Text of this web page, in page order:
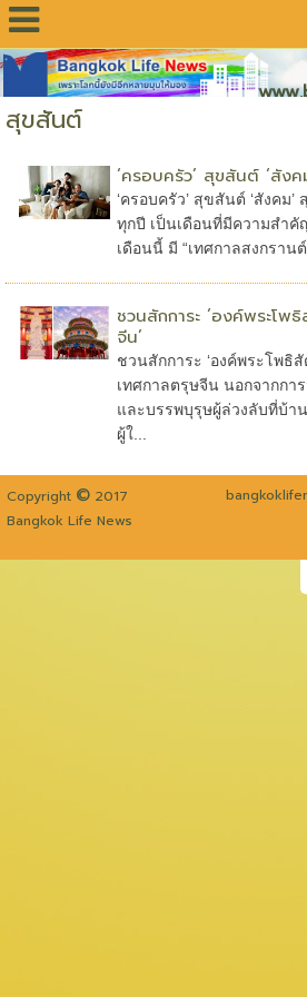
สุขสันต์
‘ครอบครัว’ สุขสันต์ ‘สังค
‘ครอบครัว’ สุขสันต์ ‘สังคม’
ทุกปี เป็นเดือนที่มีความสำ
เดือนนี้ มี “เทศกาลสงกรานต์
ชวนสักการะ ‘องค์พระโพ
จีน’
ชวนสักการะ ‘องค์พระโพธิสั
เทศกาลตรุษจีน นอกจากการ
และบรรพบุรุษผู้ล่วงลับที่บ้า
ผู้ใ...
Copyright © 2017
Bangkok Life News